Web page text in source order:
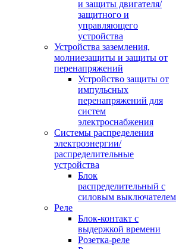
и защиты двигателя/
защитного и
управляющего
устройства
Устройства заземления,
молниезащиты и защиты от
перенапряжений
Устройство защиты от
импульсных
перенапряжений для
систем
электроснабжения
Системы распределения
электроэнергии/
распределительные
устройства
Блок
распределительный с
силовым выключателем
Реле
Блок-контакт с
выдержкой времени
Розетка-реле